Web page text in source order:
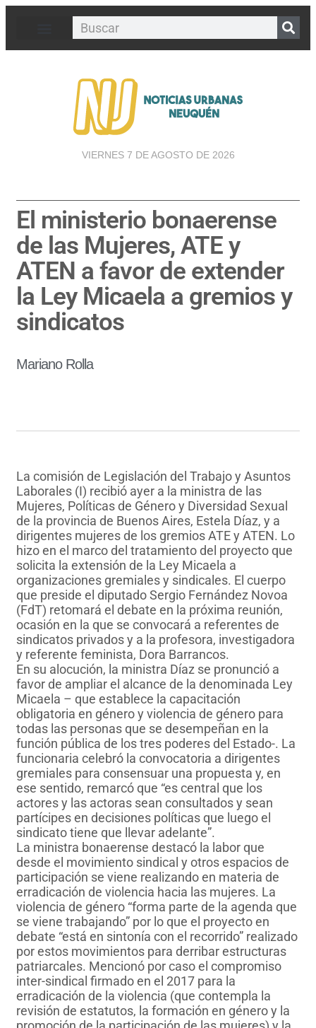
VIERNES 7 DE AGOSTO DE 2026
El ministerio bonaerense
de las Mujeres, ATE y
ATEN a favor de extender
la Ley Micaela a gremios y
sindicatos
Mariano Rolla
La comisión de Legislación del Trabajo y Asuntos
Laborales (I) recibió ayer a la ministra de las
Mujeres, Políticas de Género y Diversidad Sexual
de la provincia de Buenos Aires, Estela Díaz, y a
dirigentes mujeres de los gremios ATE y ATEN. Lo
hizo en el marco del tratamiento del proyecto que
solicita la extensión de la Ley Micaela a
organizaciones gremiales y sindicales. El cuerpo
que preside el diputado Sergio Fernández Novoa
(FdT) retomará el debate en la próxima reunión,
ocasión en la que se convocará a referentes de
sindicatos privados y a la profesora, investigadora
y referente feminista, Dora Barrancos.
En su alocución, la ministra Díaz se pronunció a
favor de ampliar el alcance de la denominada Ley
Micaela – que establece la capacitación
obligatoria en género y violencia de género para
todas las personas que se desempeñan en la
función pública de los tres poderes del Estado-. La
funcionaria celebró la convocatoria a dirigentes
gremiales para consensuar una propuesta y, en
ese sentido, remarcó que “es central que los
actores y las actoras sean consultados y sean
partícipes en decisiones políticas que luego el
sindicato tiene que llevar adelante”.
La ministra bonaerense destacó la labor que
desde el movimiento sindical y otros espacios de
participación se viene realizando en materia de
erradicación de violencia hacia las mujeres. La
violencia de género “forma parte de la agenda que
se viene trabajando” por lo que el proyecto en
debate “está en sintonía con el recorrido” realizado
por estos movimientos para derribar estructuras
patriarcales. Mencionó por caso el compromiso
inter-sindical firmado en el 2017 para la
erradicación de la violencia (que contempla la
revisión de estatutos, la formación en género y la